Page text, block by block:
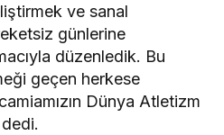
ve sanal
günlerine
düzenledik. Bu
geçen herkese
Dünya Atletizm